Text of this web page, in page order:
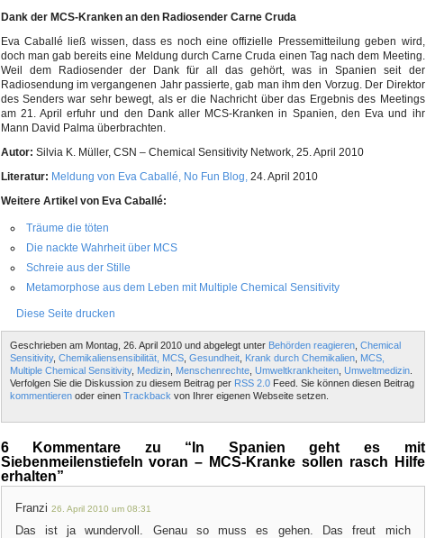
Dank der MCS-Kranken an den Radiosender Carne Cruda
Eva Caballé ließ wissen, dass es noch eine offizielle Pressemitteilung geben wird,
doch man gab bereits eine Meldung durch Carne Cruda einen Tag nach dem Meeting.
Weil dem Radiosender der Dank für all das gehört, was in Spanien seit der
Radiosendung im vergangenen Jahr passierte, gab man ihm den Vorzug. Der Direktor
des Senders war sehr bewegt, als er die Nachricht über das Ergebnis des Meetings
am 21. April erfuhr und den Dank aller MCS-Kranken in Spanien, den Eva und ihr
Mann David Palma überbrachten.
Autor: Silvia K. Müller, CSN – Chemical Sensitivity Network, 25. April 2010
Literatur: Meldung von Eva Caballé, No Fun Blog,24. April 2010
Weitere Artikel von Eva Caballé:
Träume die töten
Die nackte Wahrheit über MCS
Schreie aus der Stille
Metamorphose aus dem Leben mit Multiple Chemical Sensitivity
Diese Seite drucken
Geschrieben am Montag, 26. April 2010 und abgelegt unter Behörden reagieren, Chemical
Sensitivity, Chemikaliensensibilität, MCS, Gesundheit, Krank durch Chemikalien, MCS,
Multiple Chemical Sensitivity, Medizin, Menschenrechte, Umweltkrankheiten, Umweltmedizin.
Verfolgen Sie die Diskussion zu diesem Beitrag per RSS 2.0Feed. Sie können diesen Beitrag
kommentierenoder einen Trackback von Ihrer eigenen Webseite setzen.
6 Kommentare zu “In Spanien geht es mit
Siebenmeilenstiefeln voran – MCS-Kranke sollen rasch Hilfe
erhalten”
Franzi 26. April 2010 um 08:31
Das ist ja wundervoll. Genau so muss es gehen. Das freut mich